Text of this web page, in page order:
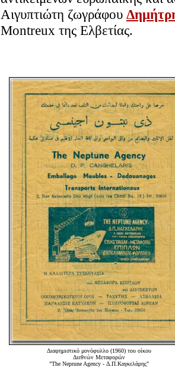
Αιγυπτιώτη ζωγράφου
Montreux της Ελβετίας.
Διαφημιστικό μονόφυλλο (1960) του οίκου
Διεθνών Μεταφορών
"The Neprune Agency - Δ.Π.Καγκελάρης"